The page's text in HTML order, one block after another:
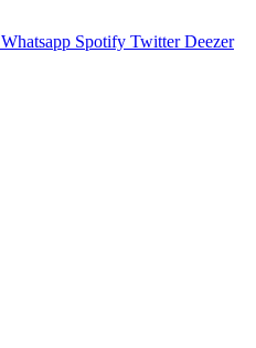
Whatsapp Spotify Twitter Deezer